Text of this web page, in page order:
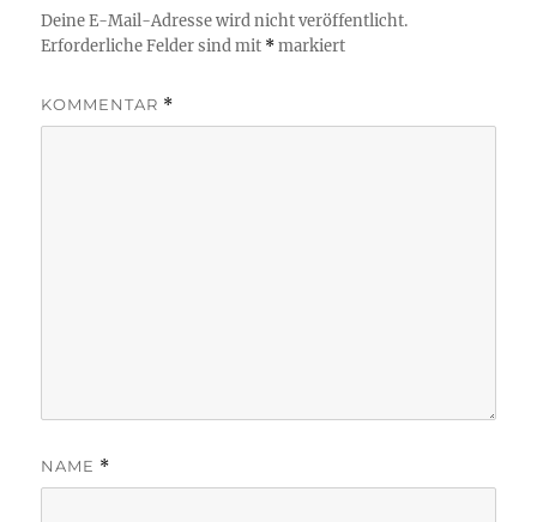
Deine E-Mail-Adresse wird nicht veröffentlicht.
Erforderliche Felder sind mit *markiert
KOMMENTAR *
NAME *